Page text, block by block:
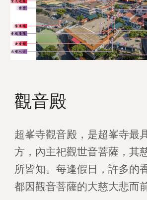
觀音殿
超峯寺觀音殿，是超峯寺最
方，內主祀觀世音菩薩，其
所皆知。每逢假日，許多的
都因觀音菩薩的大慈大悲而